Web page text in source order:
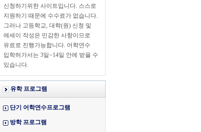
신청하기위한 사이트입니다. 스스로
지원하기 때문에 수수료가 없습니다.
그러나 고등학교, 대학(원) 신청 및
에세이 작성은 민감한 사항이므로
유료로 진행가능합니다. 어학연수
입학허가서는 3일~14일 안에 받을 수
있습니다.
유학 프로그램
단기 어학연수프로그램
방학 프로그램